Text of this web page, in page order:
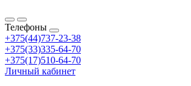
Телефоны
+375(44)737-23-38
+375(33)335-64-70
+375(17)510-64-70
Личный кабинет